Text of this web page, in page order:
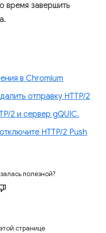
время завершить
в Chromium
отправку HTTP/2
2 и сервер gQUIC.
отключите HTTP/2 Push
полезной?
странице